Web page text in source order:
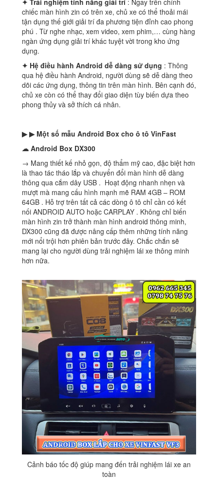
✦ Trải nghiệm tính năng giải trí : Ngay trên chính
chiếc màn hình zin có trên xe, chủ xe có thể thoải mái
tận dụng thế giới giải trí đa phương tiện đỉnh cao phong
phú . Từ nghe nhạc, xem video, xem phim,… cùng hàng
ngàn ứng dụng giải trí khác tuyệt vời trong kho ứng
dụng.
✦ Hệ điều hành Android dễ dàng sử dụng : Thông
qua hệ điều hành Android, người dùng sẽ dễ dàng theo
dõi các ứng dụng, thông tin trên màn hình. Bên cạnh đó,
chủ xe còn có thể thay đổi giao diện tùy biến dựa theo
phong thủy và sở thích cá nhân.
▶ ▶ Một số mẫu Android Box cho ô tô VinFast
☁ Android Box DX300
→ Mang thiết kế nhỏ gọn, độ thẩm mỹ cao, đặc biệt hơn
là thao tác tháo lắp và chuyển đổi màn hình dễ dàng
thông qua cắm dây USB . Hoạt động nhanh nhẹn và
mượt mà mang cấu hình mạnh mẽ RAM 4GB – ROM
64GB . Hỗ trợ trên tất cả các dòng ô tô chỉ cần có kết
nối ANDROID AUTO hoặc CARPLAY . Không chỉ biến
màn hình zin trở thành màn hình android thông minh,
DX300 cũng đã được nâng cấp thêm những tính năng
mới nổi trội hơn phiên bản trước đây. Chắc chắn sẽ
mang lại cho người dùng trải nghiệm lái xe thông minh
hơn nữa.
Cảnh báo tốc độ giúp mang đến trải nghiệm lái xe an
toàn